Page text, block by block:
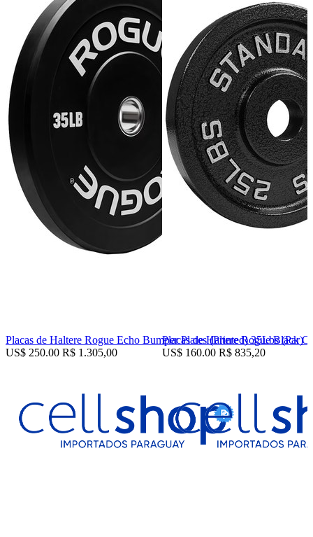
Placas de Haltere Rogue Echo Bumper Plates (Printed) 35Lbs (Par)
US$ 250.00 R$ 1.305,00
Placas de Haltere Rogue Black
US$ 160.00 R$ 835,20